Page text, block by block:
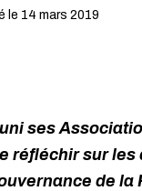
le 14 mars 2019
ses
réfléchir sur les
de